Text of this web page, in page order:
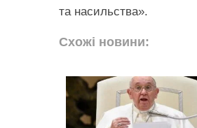
та насильства».
Схожі новини: